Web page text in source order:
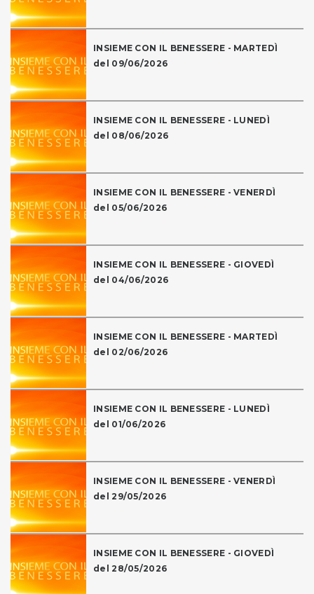
INSIEME CON IL BENESSERE - MARTEDÌ
del 09/06/2026
INSIEME CON IL BENESSERE - LUNEDÌ
del 08/06/2026
INSIEME CON IL BENESSERE - VENERDÌ
del 05/06/2026
INSIEME CON IL BENESSERE - GIOVEDÌ
del 04/06/2026
INSIEME CON IL BENESSERE - MARTEDÌ
del 02/06/2026
INSIEME CON IL BENESSERE - LUNEDÌ
del 01/06/2026
INSIEME CON IL BENESSERE - VENERDÌ
del 29/05/2026
INSIEME CON IL BENESSERE - GIOVEDÌ
del 28/05/2026